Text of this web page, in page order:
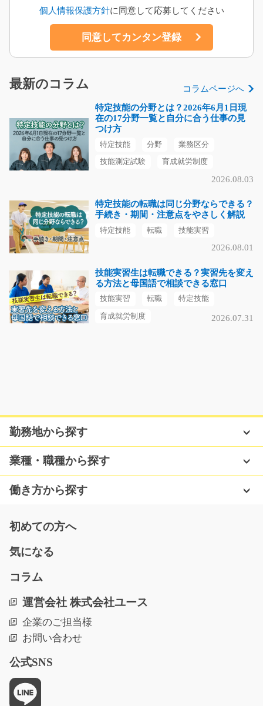
個人情報保護方針に同意して応募してください
最新のコラム コラムページへ
特定技能の分野とは？2026年6月1日現
在の17分野一覧と自分に合う仕事の見
つけ方
特定技能 分野 業務区分
技能測定試験 育成就労制度
2026.08.03
特定技能の転職は同じ分野ならできる？
手続き・期間・注意点をやさしく解説
特定技能 転職 技能実習
2026.08.01
技能実習生は転職できる？実習先を変え
る方法と母国語で相談できる窓口
技能実習 転職 特定技能
育成就労制度 2026.07.31
勤務地から探す
業種・職種から探す
働き方から探す
初めての方へ
気になる
コラム
運営会社 株式会社ユース
企業のご担当様
お問い合わせ
公式SNS